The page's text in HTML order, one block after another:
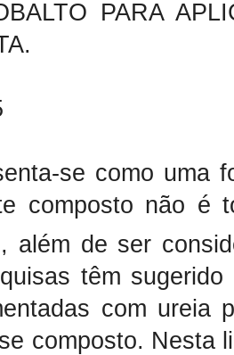
PARA
se como uma
composto não é
além de ser
têm
com ureia
composto. Nesta